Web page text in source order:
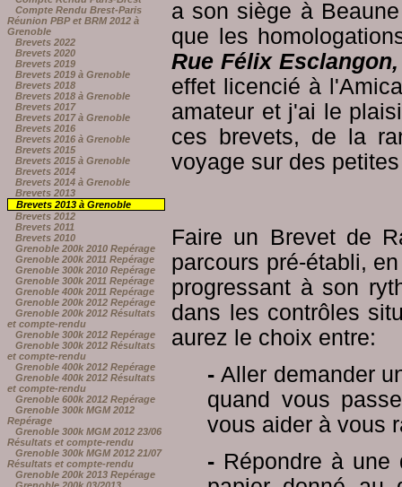
Compte Rendu Brest-Paris
Réunion PBP et BRM 2012 à
Grenoble
Brevets 2022
Brevets 2020
Brevets 2019
Brevets 2019 à Grenoble
Brevets 2018
Brevets 2018 à Grenoble
Brevets 2017
Brevets 2017 à Grenoble
Brevets 2016
Brevets 2016 à Grenoble
Brevets 2015
Brevets 2015 à Grenoble
Brevets 2014
Brevets 2014 à Grenoble
Brevets 2013
Brevets 2013 à Grenoble
Brevets 2012
Brevets 2011
Brevets 2010
Grenoble 200k 2010 Repérage
Grenoble 200k 2011 Repérage
Grenoble 300k 2010 Repérage
Grenoble 300k 2011 Repérage
Grenoble 400k 2011 Repérage
Grenoble 200k 2012 Repérage
Grenoble 200k 2012 Résultats
et compte-rendu
Grenoble 300k 2012 Repérage
Grenoble 300k 2012 Résultats
et compte-rendu
Grenoble 400k 2012 Repérage
Grenoble 400k 2012 Résultats
et compte-rendu
Grenoble 600k 2012 Repérage
Grenoble 300k MGM 2012
Repérage
Grenoble 300k MGM 2012 23/06
Résultats et compte-rendu
Grenoble 300k MGM 2012 21/07
Résultats et compte-rendu
Grenoble 200k 2013 Repérage
a son siège à
que les
Rue Félix
effet licencié à
amateur et j'ai le
ces brevets, de la
voyage sur des
Faire un Brevet de
parcours pré-établi,
progressant à son
dans les contrôles
aurez le choix entre:
-Aller demander
quand vous
vous aider à vous
- Répondre à